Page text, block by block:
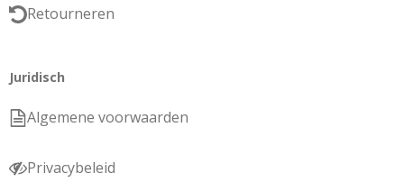
Retourneren
Juridisch
Algemene voorwaarden
Privacybeleid